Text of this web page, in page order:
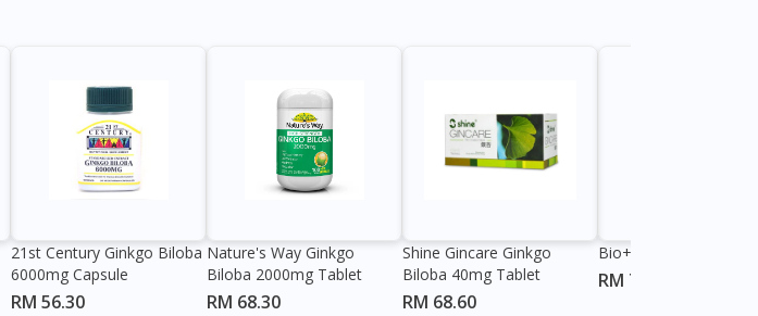
21st Century Ginkgo Biloba
6000mg Capsule
RM 56.30
Nature's Way Ginkgo
Biloba 2000mg Tablet
RM 68.30
Shine Gincare Ginkgo
Biloba 40mg Tablet
RM 68.60
Bio+ Ginkgo Biloba
RM 77.60